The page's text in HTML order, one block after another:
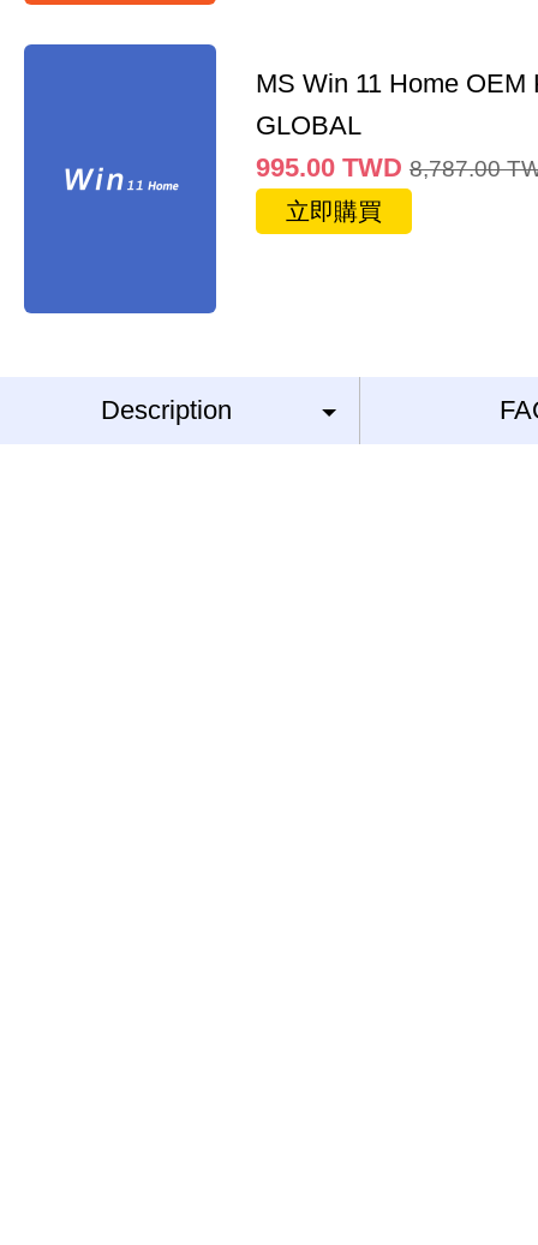
MS Win 11 Home OEM
GLOBAL
995.00 TWD 8,787.00
立即購買
Description